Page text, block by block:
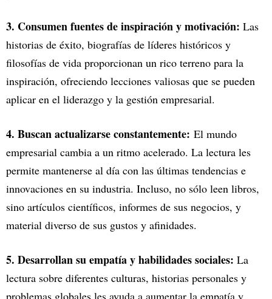
3. Consumen fuentes de inspiración y motivación: Las
historias de éxito, biografías de líderes históricos y
filosofías de vida proporcionan un rico terreno para la
inspiración, ofreciendo lecciones valiosas que se pueden
aplicar en el liderazgo y la gestión empresarial.
4. Buscan actualizarse constantemente: El mundo
empresarial cambia a un ritmo acelerado. La lectura les
permite mantenerse al día con las últimas tendencias e
innovaciones en su industria. Incluso, no sólo leen libros,
sino artículos científicos, informes de sus negocios, y
material diverso de sus gustos y afinidades.
5. Desarrollan su empatía y habilidades sociales: La
lectura sobre diferentes culturas, historias personales y
problemas globales les ayuda a aumentar la empatía y